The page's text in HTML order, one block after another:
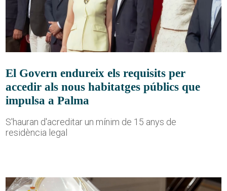
El Govern endureix els requisits per
accedir als nous habitatges públics que
impulsa a Palma
S'hauran d'acreditar un mínim de 15 anys de
residència legal